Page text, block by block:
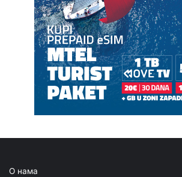
О нама